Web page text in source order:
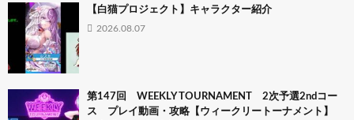
【白猫プロジェクト】キャラクター紹介
2026.08.07
第147回 WEEKLY TOURNAMENT 2次予選2ndコー
ス プレイ動画・攻略【ウィークリートーナメント】